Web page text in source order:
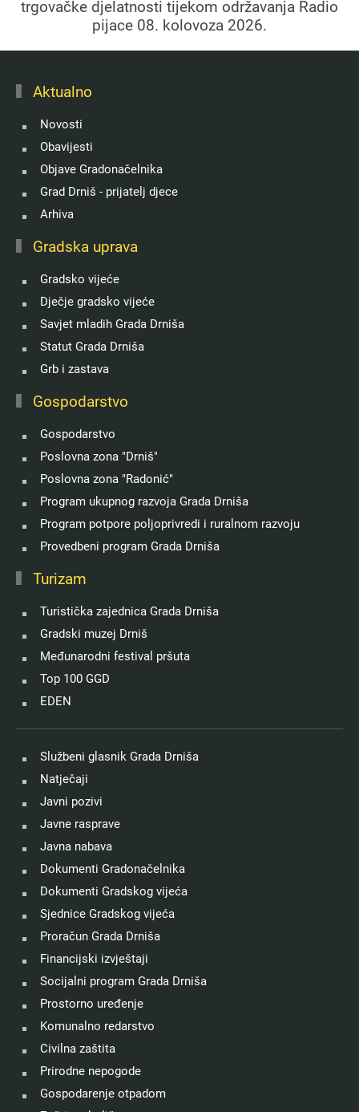
trgovačke djelatnosti tijekom održavanja Radio
pijace 08. kolovoza 2026.
Aktualno
Novosti
Obavijesti
Objave Gradonačelnika
Grad Drniš - prijatelj djece
Arhiva
Gradska uprava
Gradsko vijeće
Dječje gradsko vijeće
Savjet mladih Grada Drniša
Statut Grada Drniša
Grb i zastava
Gospodarstvo
Gospodarstvo
Poslovna zona "Drniš"
Poslovna zona "Radonić"
Program ukupnog razvoja Grada Drniša
Program potpore poljoprivredi i ruralnom razvoju
Provedbeni program Grada Drniša
Turizam
Turistička zajednica Grada Drniša
Gradski muzej Drniš
Međunarodni festival pršuta
Top 100 GGD
EDEN
Službeni glasnik Grada Drniša
Natječaji
Javni pozivi
Javne rasprave
Javna nabava
Dokumenti Gradonačelnika
Dokumenti Gradskog vijeća
Sjednice Gradskog vijeća
Proračun Grada Drniša
Financijski izvještaji
Socijalni program Grada Drniša
Prostorno uređenje
Komunalno redarstvo
Civilna zaštita
Prirodne nepogode
Gospodarenje otpadom